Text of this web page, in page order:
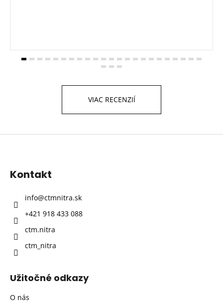
VIAC RECENZIÍ
Kontakt
info@ctmnitra.sk
+421 918 433 088
ctm.nitra
ctm_nitra
Užitočné odkazy
O nás